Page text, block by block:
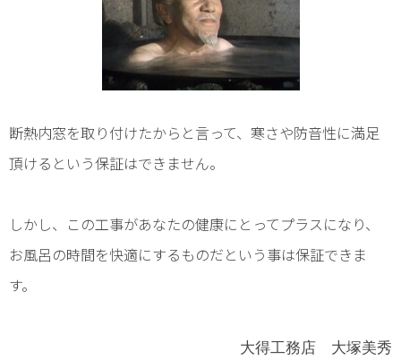
断熱内窓を取り付けたからと言って、寒さや防音性に満足
頂けるという保証はできません。
しかし、この工事があなたの健康にとってプラスになり、
お風呂の時間を快適にするものだという事は保証できま
す。
大得工務店 大塚美秀